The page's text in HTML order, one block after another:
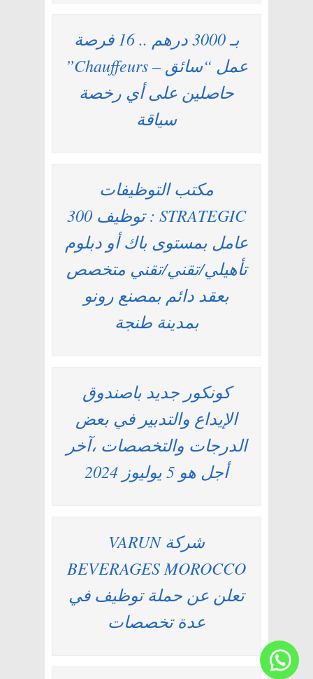
بـ 3000 درهم .. 16 فرصة
عمل “سائق – Chauffeurs”
حاصلين على أي رخصة
سياقة
مكتب التوظيفات
STRATEGIC : توظيف 300
عامل بمستوى باك أو دبلوم
تأهيلي/تقني/تقني متخصص
بعقد دائم بمصنع رونو
بمدينة طنجة
كونكور جديد باصندوق
الإيداع والتدبير في بعض
الدرجات والتخصصات ،آخر
أجل هو 5 يوليوز 2024
شركة VARUN
BEVERAGES MOROCCO
تعلن عن حملة توظيف في
عدة تخصصات